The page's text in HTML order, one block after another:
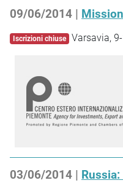
09/06/2014 |
Iscrizioni chiuse Varsavia,
03/06/2014 |